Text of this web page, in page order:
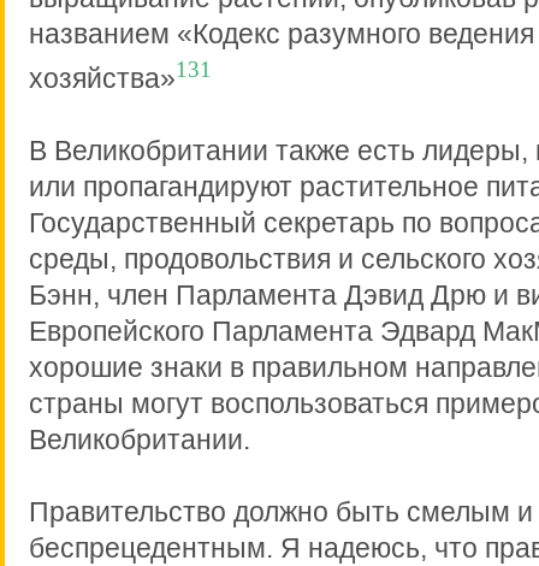
названием «Кодекс разумного ведения
хозяйства»131
В Великобритании также есть лидеры,
или пропагандируют растительное
Государственный секретарь по
среды, продовольствия и сельского
Бэнн, член Парламента Дэвид Дрю и
Европейского Парламента Эдвард
хорошие знаки в правильном
страны могут воспользоваться
Великобритании.
Правительство должно быть смелым и
беспрецедентным. Я надеюсь, что